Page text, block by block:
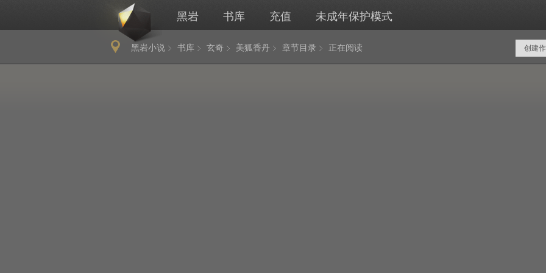
黑岩 书库 充值 未成年保护模式
黑岩小说 书库 玄奇 美狐香丹 章节目录 正在阅读 创建